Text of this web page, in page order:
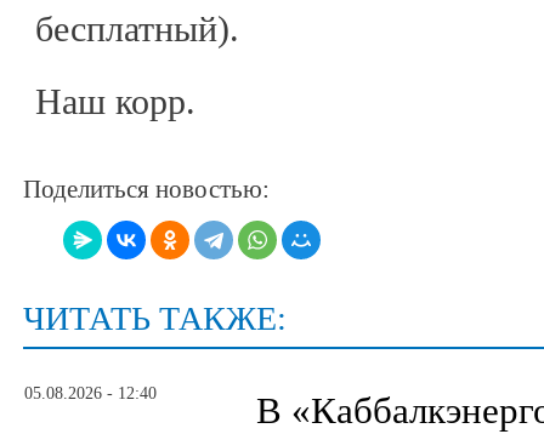
бесплатный).
Наш корр.
Поделиться новостью:
ЧИТАТЬ ТАКЖЕ:
05.08.2026 - 12:40
В